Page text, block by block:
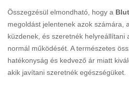
Összegzésül elmondható, hogy a
megoldást jelentenek azok számára,
küzdenek, és szeretnék helyreállítani
normál működését. A természetes
hatékonyság és kedvező ár miatt
akik javítani szeretnék egészségüket.